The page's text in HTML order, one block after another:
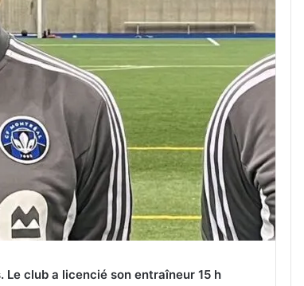
club a licencié son entraîneur 15 h